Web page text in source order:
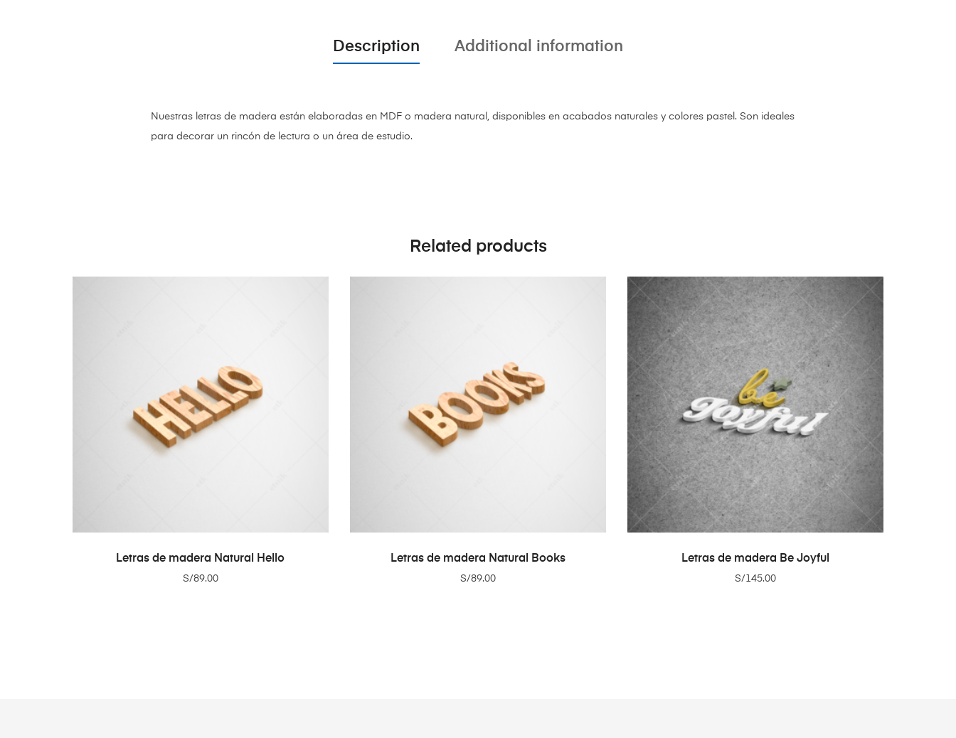
Description Additional information
Nuestras letras de madera están elaboradas en MDF o madera natural, disponibles en acabados naturales y colores pastel. Son ideales
para decorar un rincón de lectura o un área de estudio.
Related products
ADD TO CART
Letras de madera Natural Hello
S/89.00
ADD TO CART
Letras de madera Natural Books
S/89.00
ADD TO CART
Letras de madera Be Joyful
S/145.00